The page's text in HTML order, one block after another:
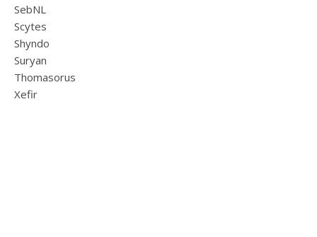
SebNL
Scytes
Shyndo
Suryan
Thomasorus
Xefir